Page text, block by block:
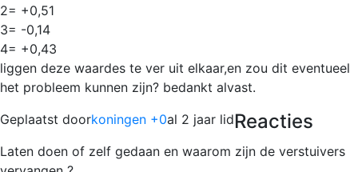
2= +0,51
3= -0,14
4= +0,43
liggen deze waardes te ver uit elkaar,en zou dit eventueel
het probleem kunnen zijn? bedankt alvast.
Geplaatst doorkoningen +0al 2 jaar lidReacties
Laten doen of zelf gedaan en waarom zijn de verstuivers